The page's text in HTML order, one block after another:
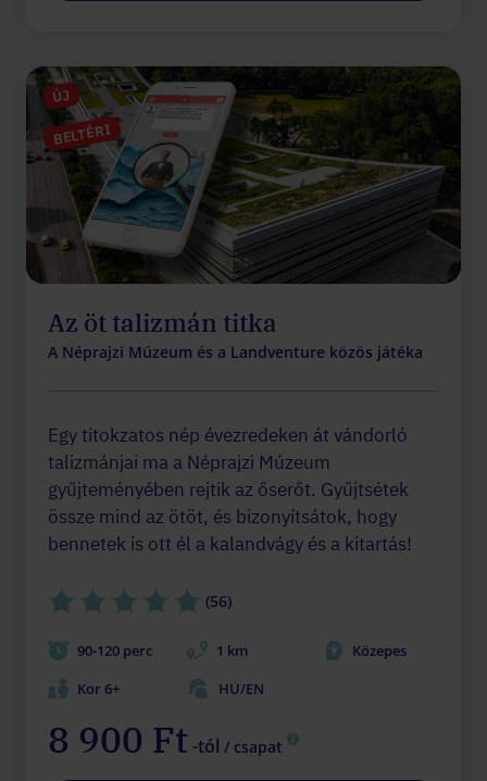
ÚJ
BELTÉRI
Az öt talizmán titka
A Néprajzi Múzeum és a Landventure közös játéka
Egy titokzatos nép évezredeken át vándorló
talizmánjai ma a Néprajzi Múzeum
gyűjteményében rejtik az őserőt. Gyűjtsétek
össze mind az ötöt, és bizonyítsátok, hogy
bennetek is ott él a kalandvágy és a kitartás!
(56)
90-120 perc 1 km
Közepes
Kor 6+
HU/EN
8 900 Ft -tól / csapat